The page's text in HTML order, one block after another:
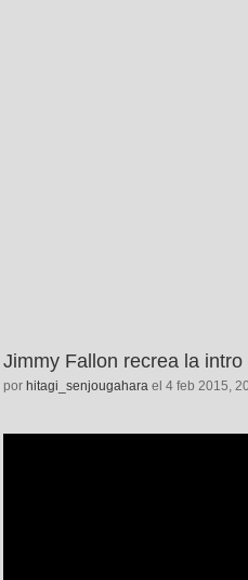
Jimmy Fallon recrea la
por hitagi_senjougahara el 4 feb 2015,